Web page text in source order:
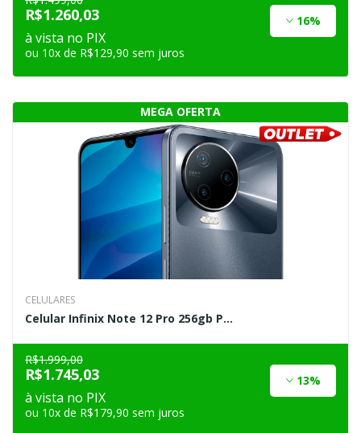
R$1.260,03 16%
à vista no PIX
ou 10x de R$129,90 sem juros
CELULARES
Celular Infinix Note 12 Pro 256gb P...
R$1.999,00
R$1.745,03 13%
à vista no PIX
ou 10x de R$179,90 sem juros